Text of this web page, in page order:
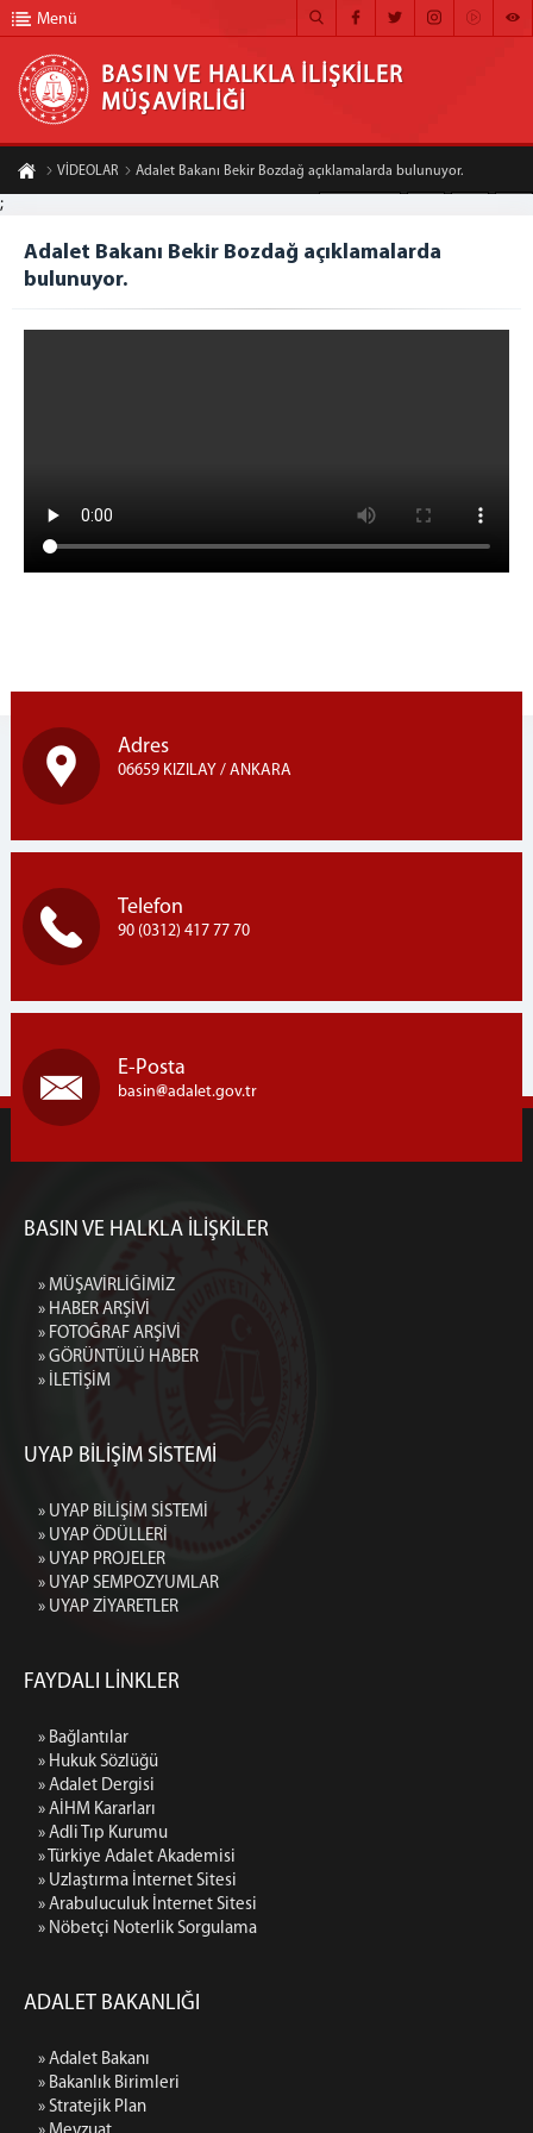
BASIN VE HALKLA İLİŞKİLER MÜŞAVİRLİĞİ
ANA SAYFA
MÜŞAVİRLİĞİMİZ
HABER ARŞİVİ
FOTOĞRAF ARŞİVİ
Menü
BASIN VE HALKLA İLİŞKİLER
MÜŞAVİRLİĞİ
VİDEOLAR Adalet Bakanı Bekir Bozdağ açıklamalarda bulunuyor.
;
Adalet Bakanı Bekir Bozdağ açıklamalarda
bulunuyor.
Adres
06659 KIZILAY / ANKARA
Telefon
90 (0312) 417 77 70
E-Posta
basin adalet.gov.tr
BASIN VE HALKLA İLİŞKİLER
» MÜŞAVİRLİĞİMİZ
» HABER ARŞİVİ
» FOTOĞRAF ARŞİVİ
» GÖRÜNTÜLÜ HABER
» İLETİŞİM
UYAP BİLİŞİM SİSTEMİ
» UYAP BİLİŞİM SİSTEMİ
» UYAP ÖDÜLLERİ
» UYAP PROJELER
» UYAP SEMPOZYUMLAR
» UYAP ZİYARETLER
FAYDALI LİNKLER
» Bağlantılar
» Hukuk Sözlüğü
» Adalet Dergisi
» AİHM Kararları
» Adli Tıp Kurumu
» Türkiye Adalet Akademisi
» Uzlaştırma İnternet Sitesi
» Arabuluculuk İnternet Sitesi
» Nöbetçi Noterlik Sorgulama
ADALET BAKANLIĞI
» Adalet Bakanı
» Bakanlık Birimleri
» Stratejik Plan